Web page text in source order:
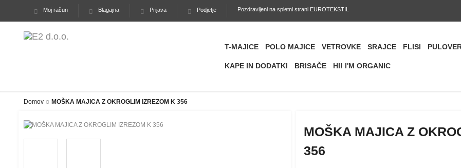
Moj račun Blagajna Prijava Podjetje Pozdravljeni na spletni strani EUROTEKSTIL
T-MAJICE POLO MAJICE VETROVKE SRAJCE FLISI
KAPE IN DODATKI BRISAČE HI! I'M ORGANIC
Domov MOŠKA MAJICA Z OKROGLIM IZREZOM K 356
MOŠKA MAJICA Z
356